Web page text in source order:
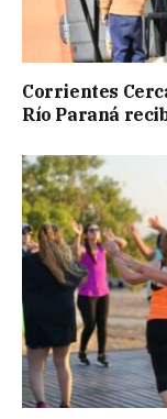
Corrientes
Río Paraná